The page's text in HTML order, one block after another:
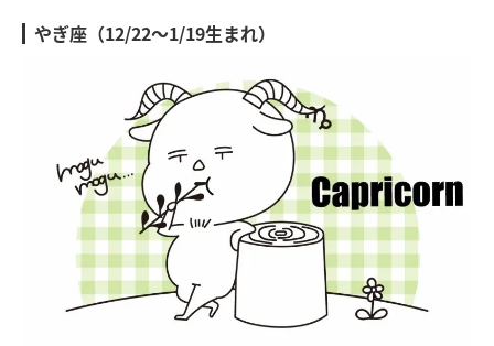
やぎ座（12/22～1/19生まれ）